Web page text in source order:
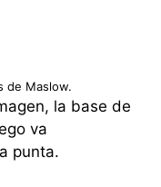
de Maslow.
la base de
va
punta.